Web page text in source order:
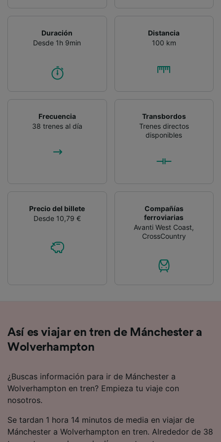
Duración
Desde 1h 9min
Distancia
100 km
Frecuencia
38 trenes al día
Transbordos
Trenes directos
disponibles
Precio del billete
Desde 10,79 €
Compañías
ferroviarias
Avanti West Coast,
CrossCountry
Así es viajar en tren de Mánchester a
Wolverhampton
¿Buscas información para ir de Mánchester a
Wolverhampton en tren? Empieza tu viaje con
nosotros.
Se tardan 1 hora 14 minutos de media en viajar de
Mánchester a Wolverhampton en tren. Alrededor de 38
publicidad y contenido, investigación de
audiencia y desarrollo de servicios.